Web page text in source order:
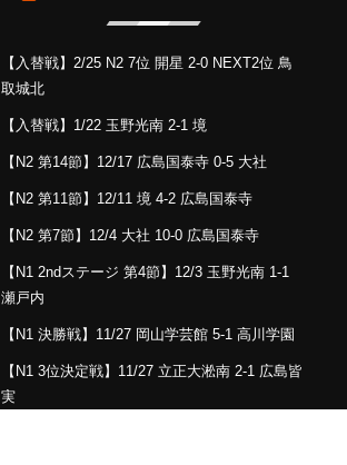
【入替戦】2/25 N2 7位 開星 2-0 NEXT2位 鳥
取城北
【入替戦】1/22 玉野光南 2-1 境
【N2 第14節】12/17 広島国泰寺 0-5 大社
【N2 第11節】12/11 境 4-2 広島国泰寺
【N2 第7節】12/4 大社 10-0 広島国泰寺
【N1 2ndステージ 第4節】12/3 玉野光南 1-1
瀬戸内
【N1 決勝戦】11/27 岡山学芸館 5-1 高川学園
【N1 3位決定戦】11/27 立正大淞南 2-1 広島皆
実